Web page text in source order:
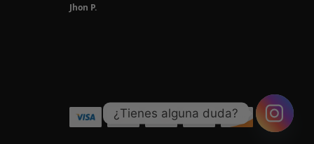
Jhon P.
¿Tienes alguna duda?